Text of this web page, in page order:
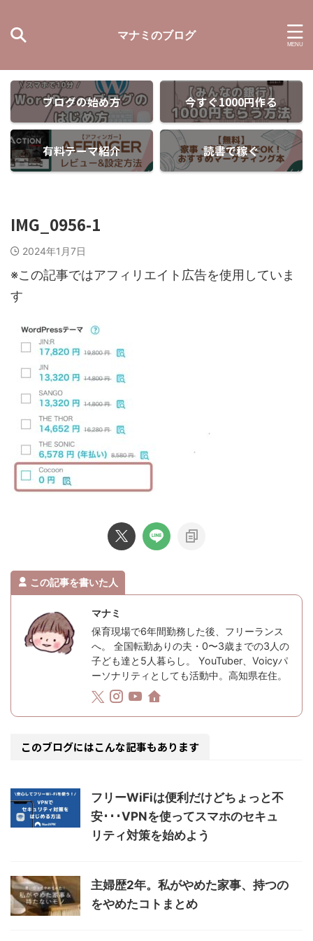
マナミのブログ
ブログの始め方 今すぐ1000円作る
有料テーマ紹介 読書で稼ぐ
IMG_0956-1
2024年1月7日
※この記事ではアフィリエイト広告を使用していま
す
この記事を書いた人
マナミ
保育現場で6年間勤務した後、フリーランス
へ。 全国転勤ありの夫・0〜3歳までの3人の
子ども達と5人暮らし。 YouTuber、Voicyパ
ーソナリティとしても活動中。高知県在住。
このブログにはこんな記事もあります
フリーWiFiは便利だけどちょっと不
安･･･VPNを使ってスマホのセキュ
リティ対策を始めよう
主婦歴2年。私がやめた家事、持つの
をやめたコトまとめ